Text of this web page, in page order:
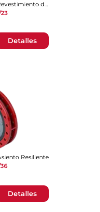
Detalles
Válvula Mariposa con Revestimiento de PTFE
Detalles
Resiliente